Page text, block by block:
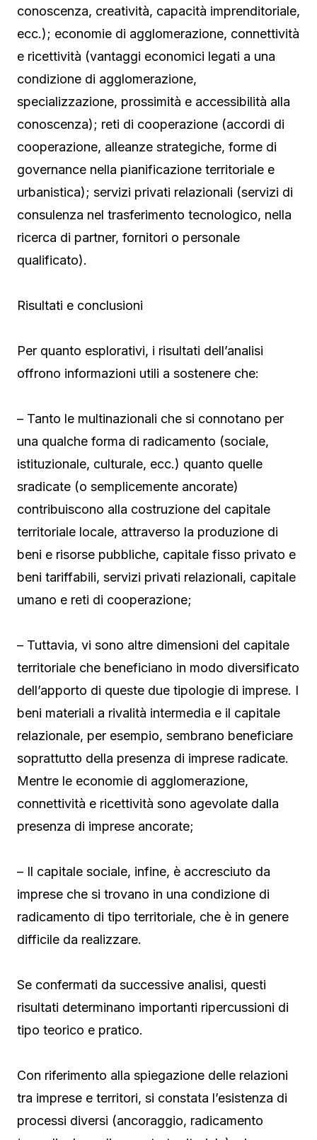
conoscenza, creatività, capacità imprenditoriale,
ecc.); economie di agglomerazione, connettività
e ricettività (vantaggi economici legati a una
condizione di agglomerazione,
specializzazione, prossimità e accessibilità alla
conoscenza); reti di cooperazione (accordi di
cooperazione, alleanze strategiche, forme di
governance nella pianificazione territoriale e
urbanistica); servizi privati relazionali (servizi di
consulenza nel trasferimento tecnologico, nella
ricerca di partner, fornitori o personale
qualificato).
Risultati e conclusioni
Per quanto esplorativi, i risultati dell’analisi
offrono informazioni utili a sostenere che:
– Tanto le multinazionali che si connotano per
una qualche forma di radicamento (sociale,
istituzionale, culturale, ecc.) quanto quelle
sradicate (o semplicemente ancorate)
contribuiscono alla costruzione del capitale
territoriale locale, attraverso la produzione di
beni e risorse pubbliche, capitale fisso privato e
beni tariffabili, servizi privati relazionali, capitale
umano e reti di cooperazione;
– Tuttavia, vi sono altre dimensioni del capitale
territoriale che beneficiano in modo diversificato
dell’apporto di queste due tipologie di imprese. I
beni materiali a rivalità intermedia e il capitale
relazionale, per esempio, sembrano beneficiare
soprattutto della presenza di imprese radicate.
Mentre le economie di agglomerazione,
connettività e ricettività sono agevolate dalla
presenza di imprese ancorate;
– Il capitale sociale, infine, è accresciuto da
imprese che si trovano in una condizione di
radicamento di tipo territoriale, che è in genere
difficile da realizzare.
Se confermati da successive analisi, questi
risultati determinano importanti ripercussioni di
tipo teorico e pratico.
Con riferimento alla spiegazione delle relazioni
tra imprese e territori, si constata l’esistenza di
processi diversi (ancoraggio, radicamento